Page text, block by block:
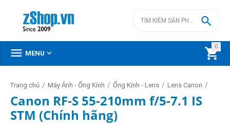
0


 MENU 
Trang chủ / Máy Ảnh - Ống Kính / Ống Kính - Lens / Lens Canon /
Canon RF-S 55-210mm f/5-7.1 IS
STM (Chính hãng)